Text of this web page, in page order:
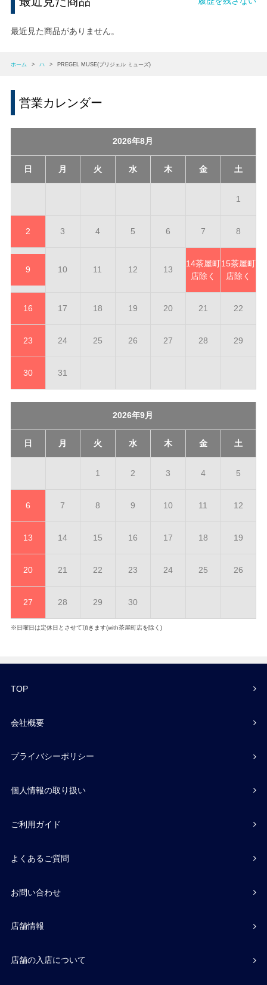
最近見た商品がありません。
ホーム > ハ > PREGEL MUSE(プリジェル ミューズ)
営業カレンダー
2026年8月
日 月 火 水 木 金 土
1
2 3 4 5 6 7 8
9 10 11 12 13
14茶屋町
店除く
15茶屋町
店除く
16 17 18 19 20 21 22
23 24 25 26 27 28 29
30 31
2026年9月
日 月 火 水 木 金 土
1 2 3 4 5
6 7 8 9 10 11 12
13 14 15 16 17 18 19
20 21 22 23 24 25 26
27 28 29 30
※日曜日は定休日とさせて頂きます(with茶屋町店を除く)
TOP
会社概要
プライバシーポリシー
個人情報の取り扱い
ご利用ガイド
よくあるご質問
お問い合わせ
店舗情報
店舗の入店について